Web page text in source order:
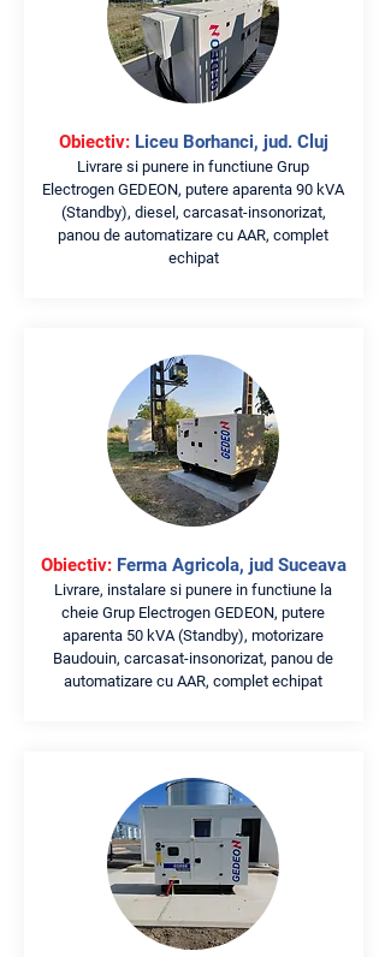
Obiectiv: Liceu Borhanci, jud. Cluj
Livrare si punere in functiune Grup
Electrogen GEDEON, putere aparenta 90 kVA
(Standby), diesel, carcasat-insonorizat,
panou de automatizare cu AAR, complet
echipat
Obiectiv: Ferma Agricola, jud Suceava
Livrare, instalare si punere in functiune la
cheie Grup Electrogen GEDEON, putere
aparenta 50 kVA (Standby), motorizare
Baudouin, carcasat-insonorizat, panou de
automatizare cu AAR, complet echipat